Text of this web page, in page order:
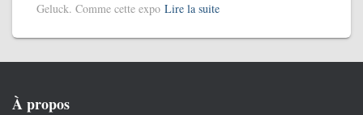
Geluck. Comme cette expo Lire la suite
À propos